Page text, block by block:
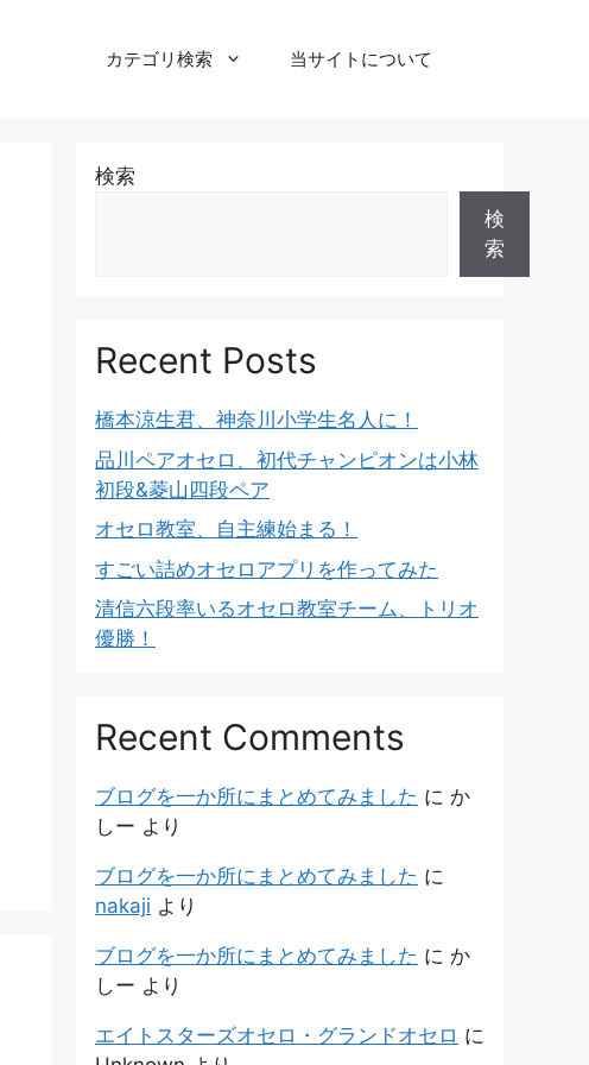
カテゴリ検索 当サイトについて
検索
検
索
Recent Posts
橋本涼生君、神奈川小学生名人に！
品川ペアオセロ、初代チャンピオンは小林
初段&菱山四段ペア
オセロ教室、自主練始まる！
すごい詰めオセロアプリを作ってみた
清信六段率いるオセロ教室チーム、トリオ
優勝！
Recent Comments
ブログを一か所にまとめてみました に か
しー より
ブログを一か所にまとめてみました に
nakaji より
ブログを一か所にまとめてみました に か
しー より
エイトスターズオセロ・グランドオセロ に